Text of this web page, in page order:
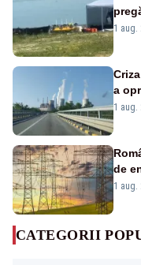
către
1 aug.
a
de la
1 aug.
de
1 aug.
CATEGORII